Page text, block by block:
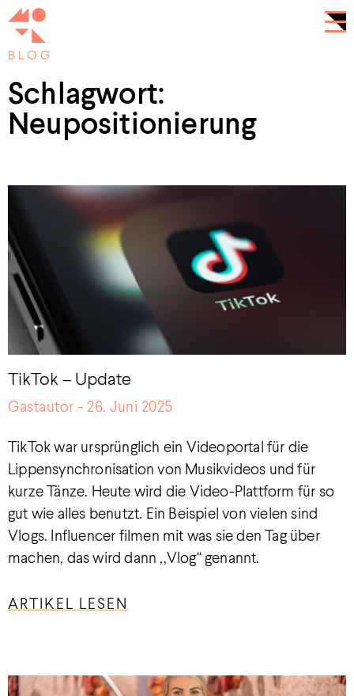
BLOG
Schlagwort:
Neupositionierung
TikTok – Update
Gastautor 26. Juni 2025
TikTok war ursprünglich ein Videoportal für die
Lippensynchronisation von Musikvideos und für
kurze Tänze. Heute wird die Video-Plattform für so
gut wie alles benutzt. Ein Beispiel von vielen sind
Vlogs. Influencer filmen mit was sie den Tag über
machen, das wird dann ,,Vlog“ genannt.
ARTIKEL LESEN